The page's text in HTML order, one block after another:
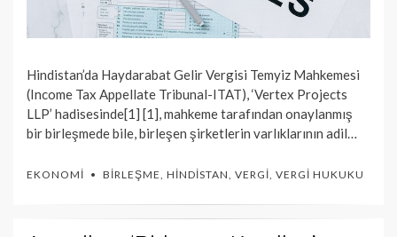
Hindistan’da Haydarabat Gelir Vergisi Temyiz Mahkemesi
(Income Tax Appellate Tribunal-ITAT), ‘Vertex Projects
LLP’ hadisesinde[1] [1], mahkeme tarafından onaylanmış
bir birleşmede bile, birleşen şirketlerin varlıklarının adil…
EKONOMI BIRLEŞME, HINDISTAN, VERGI, VERGI HUKUKU